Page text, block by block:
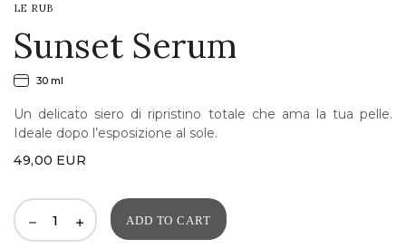
LE RUB
Sunset Serum
30 ml
Un delicato siero di ripristino totale che ama la tua pelle.
Ideale dopo l’esposizione al sole.
49,00 EUR
ADD TO CART